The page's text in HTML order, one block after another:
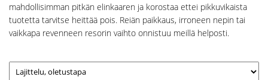
mahdollisimman pitkän elinkaaren ja korostaa ettei pikkuvikaista
tuotetta tarvitse heittää pois. Reiän paikkaus, irroneen nepin tai
vaikkapa revenneen resorin vaihto onnistuu meillä helposti.